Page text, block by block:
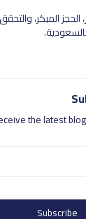
الحجز المبكر،
the latest